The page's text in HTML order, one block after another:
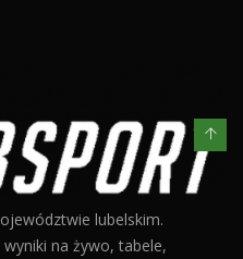
lubelskim.
na żywo, tabele,